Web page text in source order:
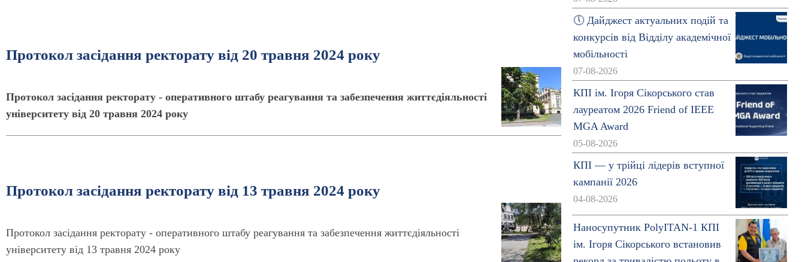
Протокол засідання ректорату від 20 травня 2024 року
Протокол засідання ректорату - оперативного штабу реагування та забезпечення життєдіяльності
університету від 20 травня 2024 року
Протокол засідання ректорату від 13 травня 2024 року
Протокол засідання ректорату - оперативного штабу реагування та забезпечення життєдіяльності
університету від 13 травня 2024 року
🕔 Дайджест актуальних подій та
конкурсів від Відділу академічної
мобільності
07-08-2026
КПІ ім. Ігоря Сікорського став
лауреатом 2026 Friend of IEEE
MGA Award
05-08-2026
КПІ — у трійці лідерів вступної
кампанії 2026
04-08-2026
Наносупутник PolyITAN-1 КПІ
ім. Ігоря Сікорського встановив